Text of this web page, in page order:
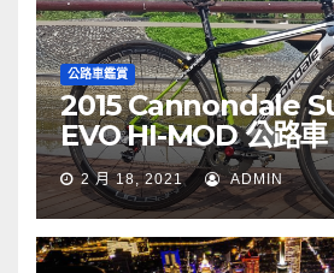
公路車鑑賞
2015 Cannondale
EVO HI-MOD 公路車
2 月 18, 2021 ADMIN